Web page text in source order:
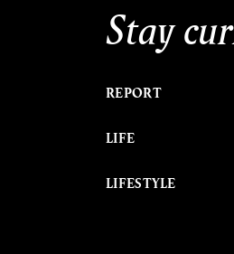
Stay
REPORT
LIFE
LIFESTYLE